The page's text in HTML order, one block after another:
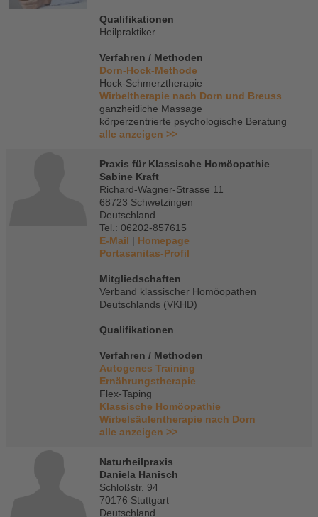
Qualifikationen
Heilpraktiker
Verfahren / Methoden
Dorn-Hock-Methode
Hock-Schmerztherapie
Wirbeltherapie nach Dorn und Breuss
ganzheitliche Massage
körperzentrierte psychologische Beratung
alle anzeigen >>
Praxis für Klassische Homöopathie
Sabine Kraft
Richard-Wagner-Strasse 11
68723 Schwetzingen
Deutschland
Tel.: 06202-857615
E-Mail | Homepage
Portasanitas-Profil
Mitgliedschaften
Verband klassischer Homöopathen
Deutschlands (VKHD)
Qualifikationen
Verfahren / Methoden
Autogenes Training
Ernährungstherapie
Flex-Taping
Klassische Homöopathie
Wirbelsäulentherapie nach Dorn
alle anzeigen >>
Naturheilpraxis
Daniela Hanisch
Schloßstr. 94
70176 Stuttgart
Deutschland